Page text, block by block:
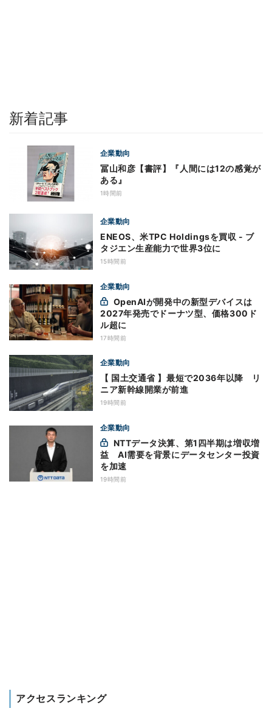
新着記事
企業動向
冨山和彦【書評】『人間には12の感覚が
ある』
1時間前
企業動向
ENEOS、米TPC Holdingsを買収 - ブ
タジエン生産能力で世界3位に
15時間前
企業動向
2027年発売でドーナツ型、価格300ド
ル超に
17時間前
企業動向
【 国土交通省 】最短で2036年以降 リ
ニア新幹線開業が前進
19時間前
企業動向
益 AI需要を背景にデータセンター投資
を加速
19時間前
アクセスランキング